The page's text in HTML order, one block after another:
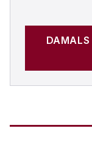
DAMALS